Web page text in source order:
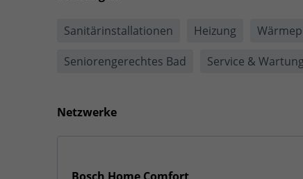
Sanitärinstallationen Heizung
Seniorengerechtes Bad
Service & Wartung
Netzwerke